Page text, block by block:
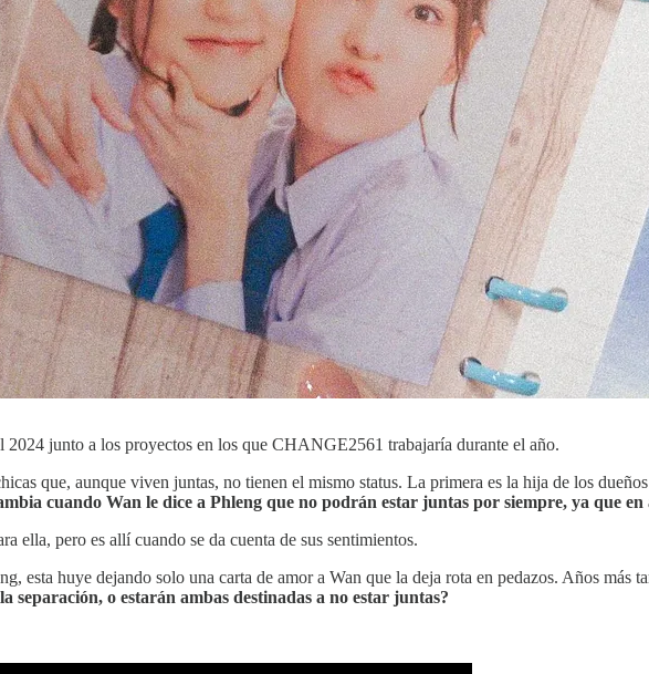
2024 junto a los proyectos en los que CHANGE2561 trabajaría durante el año.
que, aunque viven juntas, no tienen el mismo status. La primera es la hija de los
cuando Wan le dice a Phleng que no podrán estar juntas por siempre, ya que
ella, pero es allí cuando se da cuenta de sus sentimientos.
esta huye dejando solo una carta de amor a Wan que la deja rota en pedazos. Años más
separación, o estarán ambas destinadas a no estar juntas?